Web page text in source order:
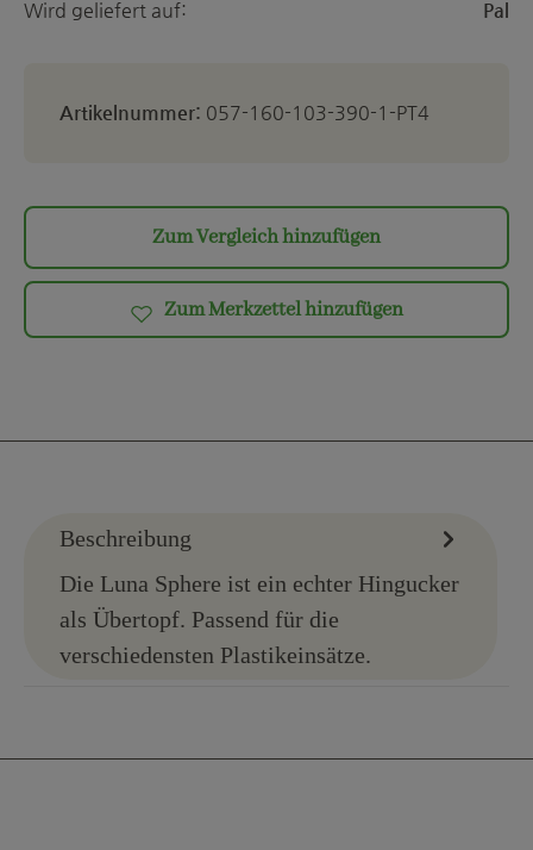
Wird geliefert auf: Pal
Artikelnummer: 057-160-103-390-1-PT4
Zum Vergleich hinzufügen
Zum Merkzettel hinzufügen
Beschreibung
Die Luna Sphere ist ein echter Hingucker
als Übertopf. Passend für die
verschiedensten Plastikeinsätze.